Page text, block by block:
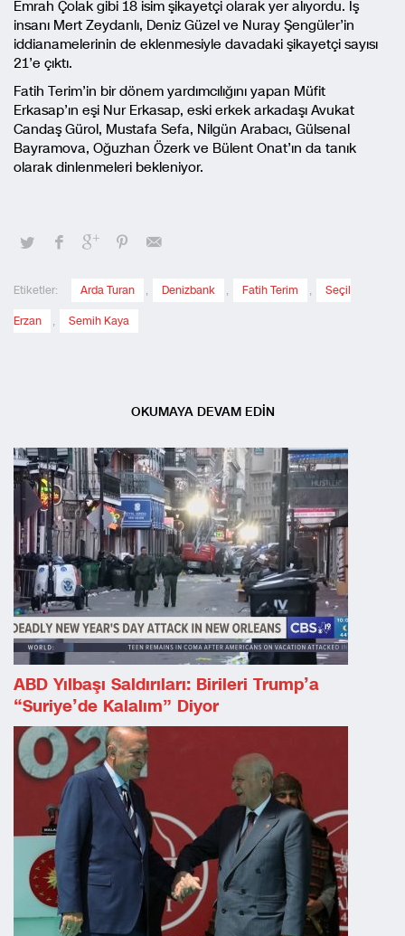
Emrah Çolak gibi 18 isim şikayetçi olarak yer alıyordu. İş
insanı Mert Zeydanlı, Deniz Güzel ve Nuray Şengüler’in
iddianamelerinin de eklenmesiyle davadaki şikayetçi sayısı
21’e çıktı.
Fatih Terim’in bir dönem yardımcılığını yapan Müfit
Erkasap’ın eşi Nur Erkasap, eski erkek arkadaşı Avukat
Candaş Gürol, Mustafa Sefa, Nilgün Arabacı, Gülsenal
Bayramova, Oğuzhan Özerk ve Bülent Onat’ın da tanık
olarak dinlenmeleri bekleniyor.
Etiketler: Arda Turan , Denizbank , Fatih Terim , Seçil
Erzan , Semih Kaya
OKUMAYA DEVAM EDİN
ABD Yılbaşı Saldırıları: Birileri Trump’a
“Suriye’de Kalalım” Diyor